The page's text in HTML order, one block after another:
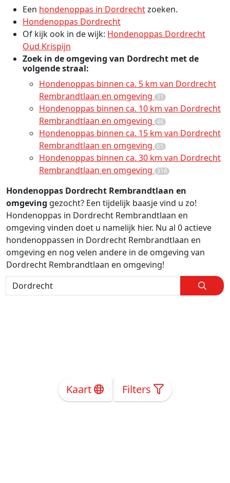
Een hondenoppas in Dordrechtzoeken.
Hondenoppas Dordrecht
Of kijk ook in de wijk: Hondenoppas Dordrecht
Oud Krispijn
Zoek in de omgeving van Dordrecht met de
volgende straal:
Hondenoppas binnen ca. 5 km van Dordrecht
Rembrandtlaan en omgeving 31
Hondenoppas binnen ca. 10 km van Dordrecht
Rembrandtlaan en omgeving 46
Hondenoppas binnen ca. 15 km van Dordrecht
Rembrandtlaan en omgeving 65
Hondenoppas binnen ca. 30 km van Dordrecht
Rembrandtlaan en omgeving 316
Hondenoppas Dordrecht Rembrandtlaan en
omgeving gezocht? Een tijdelijk baasje vind u zo!
Hondenoppas in Dordrecht Rembrandtlaan en
omgeving vinden doet u namelijk hier. Nu al 0 actieve
hondenoppassen in Dordrecht Rembrandtlaan en
omgeving en nog velen andere in de omgeving van
Dordrecht Rembrandtlaan en omgeving!
Kaart Filters